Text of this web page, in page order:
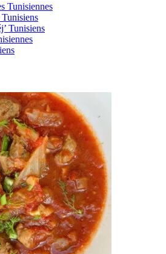
Tunisiennes
Tunisiens
Tunisiens